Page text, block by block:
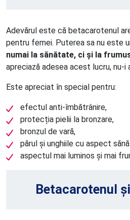
Adevărul este că betacarotenul
pentru femei. Puterea sa nu este
numai la sănătate, ci și la
apreciază adesea acest lucru, nu-i
Este apreciat în special pentru:
efectul anti-îmbătrânire,
protecția pielii la bronzare,
bronzul de vară,
părul și unghiile cu aspect
aspectul mai luminos și mai
Betacarotenul